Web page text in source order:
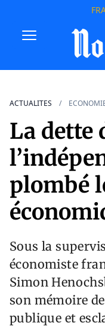
ACTUALITES
La dette
plombé
Sous la
économiste
Simon
son mémoire
publique et